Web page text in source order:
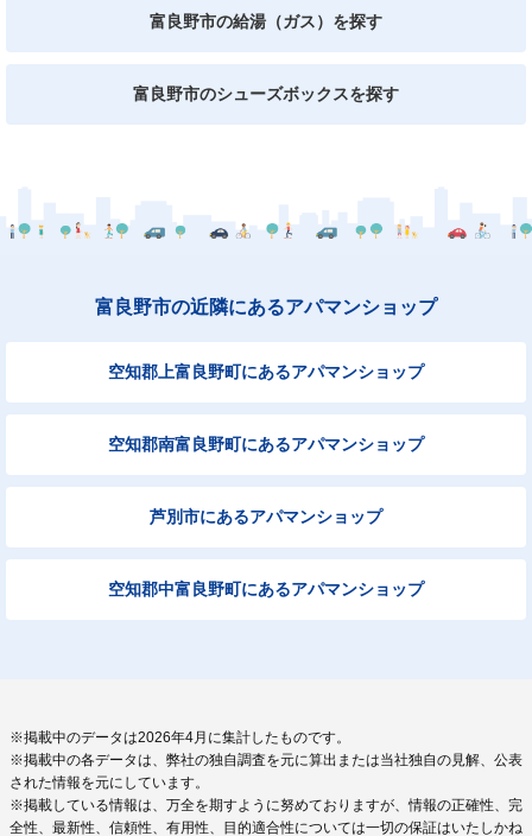
富良野市の給湯（ガス）を探す
富良野市のシューズボックスを探す
富良野市の近隣にあるアパマンショップ
空知郡上富良野町にあるアパマンショップ
空知郡南富良野町にあるアパマンショップ
芦別市にあるアパマンショップ
空知郡中富良野町にあるアパマンショップ
※掲載中のデータは2026年4月に集計したものです。
※掲載中の各データは、弊社の独自調査を元に算出または当社独自の見解、公表
された情報を元にしています。
※掲載している情報は、万全を期すように努めておりますが、情報の正確性、完
全性、最新性、信頼性、有用性、目的適合性については一切の保証はいたしかね